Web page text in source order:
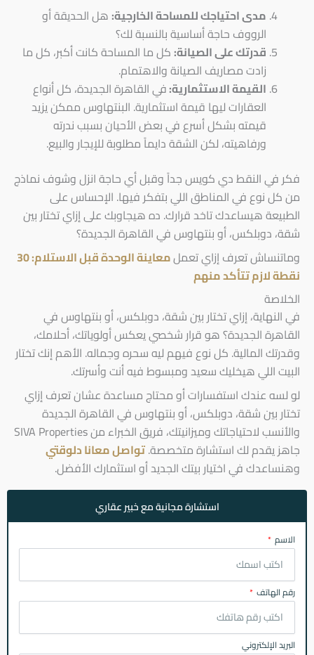
مدى احتياجك للمساحة الخارجية: هل الحديقة أو
الرووف حاجة أساسية بالنسبة لك؟
قدرتك على الصيانة: كل ما المساحة كانت أكبر، كل ما
زادت مصاريف الصيانة والاهتمام.
القيمة الاستثمارية:في القاهرة الجديدة، كل أنواع
العقارات ليها قيمة استثمارية. البنتهاوس ممكن يزيد
قيمته بشكل أسرع في بعض الأحيان بسبب ندرته
ورفاهيته، لكن الشقة دايماً مطلوبة للإيجار والبيع.
فكر في النقط دي كويس جداً وقبل أي حاجة انزل وشوف نماذج
من كل نوع في المناطق اللي بتفكر فيها. الإحساس على
الطبيعة هيساعدك تاخد قرارك. ده هيجاوبك على إزاي تختار بين
شقة، دوبلكس، أو بنتهاوس في القاهرة الجديدة؟
وماتنساش تعرف إزاي تعمل
معاينة الوحدة قبل الاستلام: 30
نقطة لازم تتأكد منهم
الخلاصة
في النهاية، إزاي تختار بين شقة، دوبلكس، أو بنتهاوس في
القاهرة الجديدة؟ هو قرار شخصي يعكس أولوياتك، أحلامك،
وقدرتك المالية. كل نوع فيهم ليه سحره وجماله. الأهم إنك تختار
البيت اللي هيخليك سعيد ومبسوط فيه أنت وأسرتك.
لو لسه عندك استفسارات أو محتاج مساعدة عشان تعرف إزاي
تختار بين شقة، دوبلكس، أو بنتهاوس في القاهرة الجديدة
والأنسب لاحتياجاتك وميزانيتك، فريق الخبراء من SIVA Properties
جاهز يقدم لك استشارة متخصصة.تواصل معانا دلوقتي
وهنساعدك في اختيار بيتك الجديد أو استثمارك الأفضل.
استشارة مجانية مع خبير عقاري
الاسم
رقم الهاتف
البريد الإلكتروني